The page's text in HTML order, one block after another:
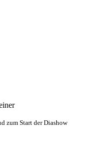
zum Start der Diashow